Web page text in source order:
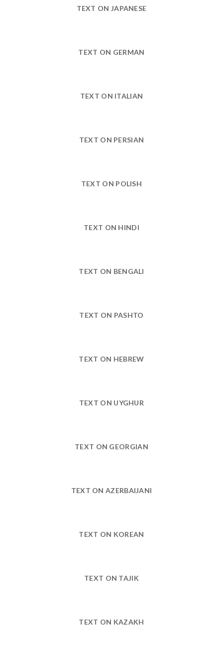
TEXT ON JAPANESE
TEXT ON GERMAN
TEXT ON ITALIAN
TEXT ON PERSIAN
TEXT ON POLISH
TEXT ON HINDI
TEXT ON BENGALI
TEXT ON PASHTO
TEXT ON HEBREW
TEXT ON UYGHUR
TEXT ON GEORGIAN
TEXT ON AZERBAIJANI
TEXT ON KOREAN
TEXT ON TAJIK
TEXT ON KAZAKH